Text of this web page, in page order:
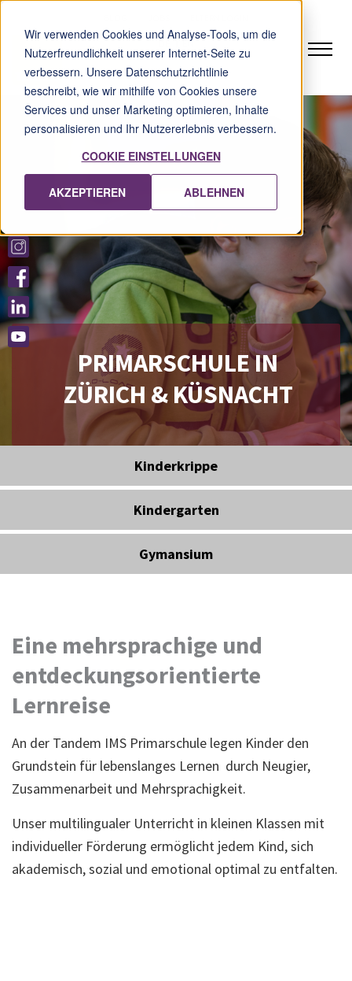
Wir verwenden Cookies und Analyse-Tools, um die
Nutzerfreundlichkeit unserer Internet-Seite zu
verbessern. Unsere Datenschutzrichtlinie
beschreibt, wie wir mithilfe von Cookies unsere
Services und unser Marketing optimieren, Inhalte
personalisieren und Ihr Nutzererlebnis verbessern.
COOKIE EINSTELLUNGEN
AKZEPTIEREN ABLEHNEN
EN
PRIMARSCHULE IN
ZÜRICH & KÜSNACHT
Kinderkrippe
Kindergarten
Gymansium
Eine mehrsprachige und
entdeckungsorientierte
Lernreise
An der Tandem IMS Primarschule legen Kinder den
Grundstein für lebenslanges Lernen durch Neugier,
Zusammenarbeit und Mehrsprachigkeit.
Unser multilingualer Unterricht in kleinen Klassen mit
individueller Förderung ermöglicht jedem Kind, sich
akademisch, sozial und emotional optimal zu entfalten.